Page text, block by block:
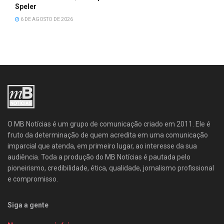
Speler
6 DE AGOSTO DE 2026
O MB Notícias é um grupo de comunicação criado em 2011. Ele é
fruto da determinação de quem acredita em uma comunicação
imparcial que atenda, em primeiro lugar, ao interesse da sua
audiência. Toda a produção do MB Notícias é pautada pelo
pioneirismo, credibilidade, ética, qualidade, jornalismo profissional
e compromisso.
Siga a gente